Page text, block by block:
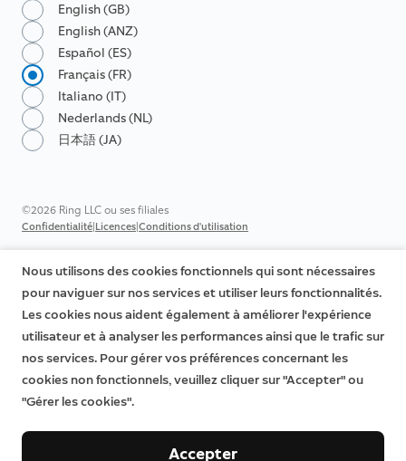
English (GB)
English (ANZ)
Español (ES)
Français (FR)
Italiano (IT)
Nederlands (NL)
日本語 (JA)
©2026 Ring LLC ou ses filiales
Confidentialité|Licences|Conditions d'utilisation
Nous utilisons des cookies fonctionnels qui sont nécessaires
pour naviguer sur nos services et utiliser leurs fonctionnalités.
Les cookies nous aident également à améliorer l'expérience
utilisateur et à analyser les performances ainsi que le trafic sur
nos services. Pour gérer vos préférences concernant les
cookies non fonctionnels, veuillez cliquer sur "Accepter" ou
"Gérer les cookies".
Accepter